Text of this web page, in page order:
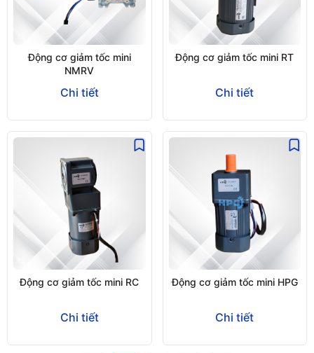
Động cơ giảm tốc mini
NMRV
Chi tiết
Động cơ giảm tốc mini RT
Chi tiết
Động cơ giảm tốc mini RC
Chi tiết
Động cơ giảm tốc mini HPG
Chi tiết